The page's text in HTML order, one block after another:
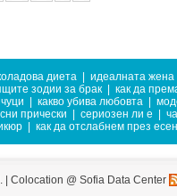
диета
идеалната жена
зодии за брак
как да
какво убива любовта
прически сериозен ли е
как да отслабнем през
Colocation @ Sofia Data Center